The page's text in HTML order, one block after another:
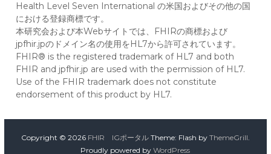
Health Level Seven International の米国およびその他の国
における登録商標です。
本研究会および本Webサイトでは、FHIRの商標および
jpfhir.jpのドメイン名の使用をHL7から許可されています。
FHIR® is the registered trademark of HL7 and both
FHIR and jpfhir.jp are used with the permission of HL7.
Use of the FHIR trademark does not constitute
endorsement of this product by HL7.
Copyright © 2026 FHIR IGポータルTheme: Flash by ThemeGrill.
Proudly powered byWordPress